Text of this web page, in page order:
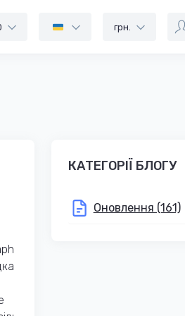
грн.
КАТЕГОРІЇ БЛОГУ
Оновлення (161)